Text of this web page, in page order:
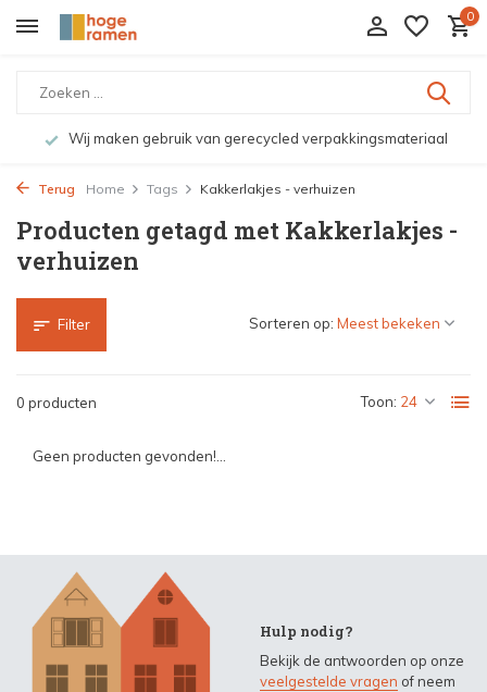
0
Wij maken gebruik van gerecycled verpakkingsmateriaal
Terug Home Tags Kakkerlakjes - verhuizen
Producten getagd met Kakkerlakjes -
verhuizen
Filter
0 producten Toon:
Sorteren op:
Geen producten gevonden!...
Hulp nodig?
Bekijk de antwoorden op onze
veelgestelde vragen of neem